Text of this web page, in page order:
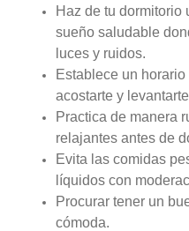
Haz de tu dormitorio
sueño saludable
luces y ruidos.
Establece un
acostarte y
Practica de manera
relajantes antes de
Evita las comidas
líquidos con
Procurar tener un
cómoda.